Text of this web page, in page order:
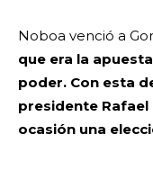
Noboa venció a
que era la
poder. Con esta
presidente
ocasión una